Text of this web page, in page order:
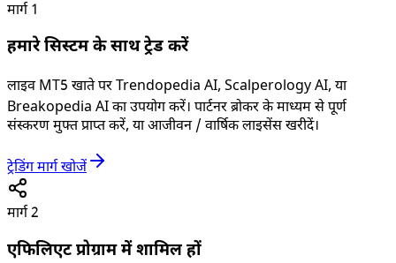
मार्ग 1
हमारे सिस्टम के साथ ट्रेड करें
लाइव MT5 खाते पर Trendopedia AI, Scalperology AI, या
Breakopedia AI का उपयोग करें। पार्टनर ब्रोकर के माध्यम से पूर्ण
संस्करण मुफ्त प्राप्त करें, या आजीवन / वार्षिक लाइसेंस खरीदें।
ट्रेडिंग मार्ग खोजें
मार्ग 2
एफिलिएट प्रोग्राम में शामिल हों